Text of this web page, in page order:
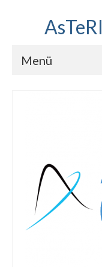
Menü
Linkliste